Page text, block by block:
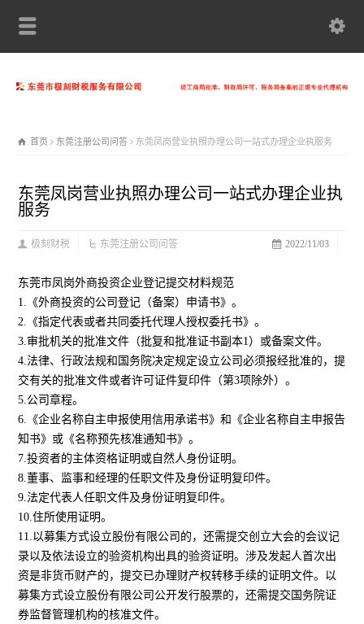
首页 东莞注册公司问答 东莞凤岗营业执照办理公司一站式办理企业执服务
东莞凤岗营业执照办理公司一站式办理企业执
服务
2022/11/03
极刻财税 东莞注册公司问答
东莞市凤岗外商投资企业登记提交材料规范
1.《外商投资的公司登记（备案）申请书》。
2.《指定代表或者共同委托代理人授权委托书》。
3.审批机关的批准文件（批复和批准证书副本1）或备案文件。
4.法律、行政法规和国务院决定规定设立公司必须报经批准的，提
交有关的批准文件或者许可证件复印件（第3项除外）。
5.公司章程。
6.《企业名称自主申报使用信用承诺书》和《企业名称自主申报告
知书》或《名称预先核准通知书》。
7.投资者的主体资格证明或自然人身份证明。
8.董事、监事和经理的任职文件及身份证明复印件。
9.法定代表人任职文件及身份证明复印件。
10.住所使用证明。
11.以募集方式设立股份有限公司的，还需提交创立大会的会议记
录以及依法设立的验资机构出具的验资证明。涉及发起人首次出
资是非货币财产的，提交已办理财产权转移手续的证明文件。以
募集方式设立股份有限公司公开发行股票的，还需提交国务院证
券监督管理机构的核准文件。